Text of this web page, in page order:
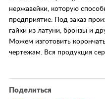
нержавейки, которую
предприятие. Под заказ
гайки из латуни, бронзы и
Можем изготовить
чертежам. Вся продукция
Поделиться